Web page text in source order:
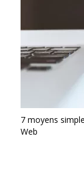
7 moyens
Web